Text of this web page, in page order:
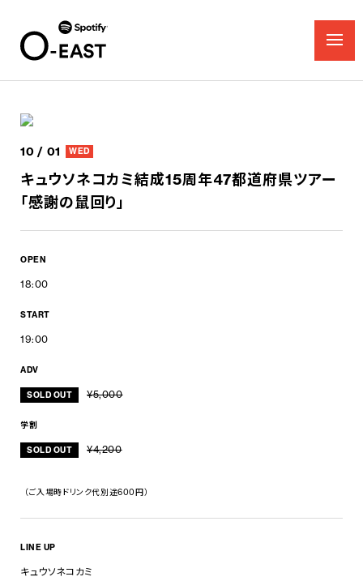
10 / 01 WED
キュウソネコカミ結成15周年47都道府県ツアー
「感謝の鼠回り」
OPEN
18:00
START
19:00
ADV
SOLD OUT ¥5,000
学割
SOLD OUT ¥4,200
（ご入場時ドリンク代別途600円）
LINE UP
キュウソネコカミ